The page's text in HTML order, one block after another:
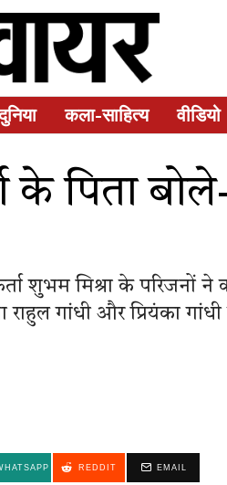
कला-साहित्य वीडियो
के पिता
शुभम मिश्रा के परिजनों ने
राहुल गांधी और प्रियंका
REDDIT EMAIL